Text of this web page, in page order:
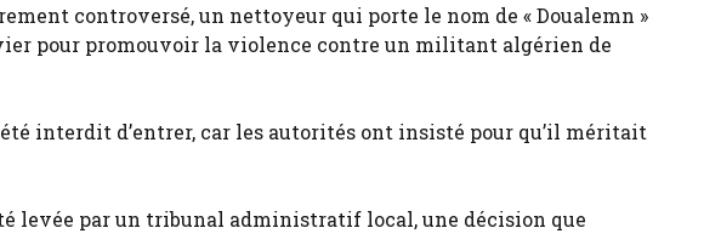
controversé, un nettoyeur qui porte le nom de « Doualemn »
pour promouvoir la violence contre un militant algérien de
interdit d’entrer, car les autorités ont insisté pour qu’il méritait
levée par un tribunal administratif local, une décision que